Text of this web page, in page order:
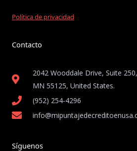
Política de privacidad
Contacto
2042 Wooddale Drive, Suite
MN 55125, United States​.
(952) 254-4296
Síguenos